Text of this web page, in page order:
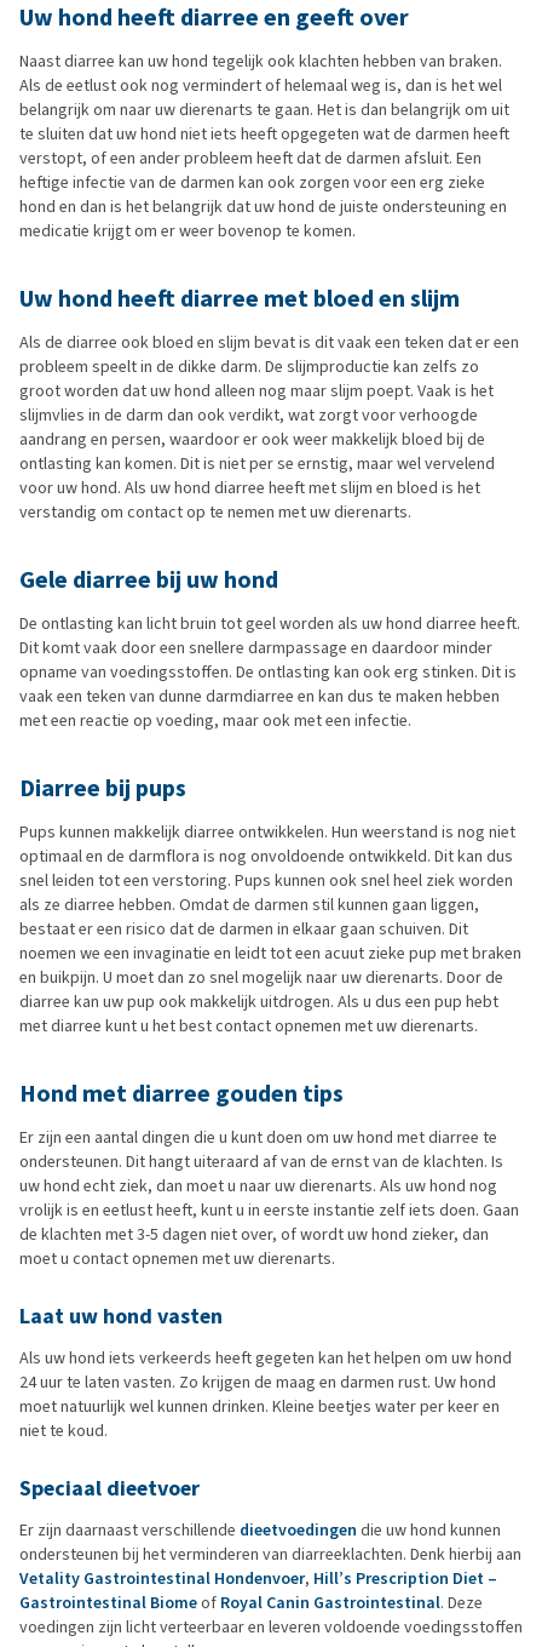
Uw hond heeft diarree en geeft over
Naast diarree kan uw hond tegelijk ook klachten hebben van braken.
Als de eetlust ook nog vermindert of helemaal weg is, dan is het wel
belangrijk om naar uw dierenarts te gaan. Het is dan belangrijk om uit
te sluiten dat uw hond niet iets heeft opgegeten wat de darmen heeft
verstopt, of een ander probleem heeft dat de darmen afsluit. Een
heftige infectie van de darmen kan ook zorgen voor een erg zieke
hond en dan is het belangrijk dat uw hond de juiste ondersteuning en
medicatie krijgt om er weer bovenop te komen.
Uw hond heeft diarree met bloed en slijm
Als de diarree ook bloed en slijm bevat is dit vaak een teken dat er een
probleem speelt in de dikke darm. De slijmproductie kan zelfs zo
groot worden dat uw hond alleen nog maar slijm poept. Vaak is het
slijmvlies in de darm dan ook verdikt, wat zorgt voor verhoogde
aandrang en persen, waardoor er ook weer makkelijk bloed bij de
ontlasting kan komen. Dit is niet per se ernstig, maar wel vervelend
voor uw hond. Als uw hond diarree heeft met slijm en bloed is het
verstandig om contact op te nemen met uw dierenarts.
Gele diarree bij uw hond
De ontlasting kan licht bruin tot geel worden als uw hond diarree heeft.
Dit komt vaak door een snellere darmpassage en daardoor minder
opname van voedingsstoffen. De ontlasting kan ook erg stinken. Dit is
vaak een teken van dunne darmdiarree en kan dus te maken hebben
met een reactie op voeding, maar ook met een infectie.
Diarree bij pups
Pups kunnen makkelijk diarree ontwikkelen. Hun weerstand is nog niet
optimaal en de darmflora is nog onvoldoende ontwikkeld. Dit kan dus
snel leiden tot een verstoring. Pups kunnen ook snel heel ziek worden
als ze diarree hebben. Omdat de darmen stil kunnen gaan liggen,
bestaat er een risico dat de darmen in elkaar gaan schuiven. Dit
noemen we een invaginatie en leidt tot een acuut zieke pup met braken
en buikpijn. U moet dan zo snel mogelijk naar uw dierenarts. Door de
diarree kan uw pup ook makkelijk uitdrogen. Als u dus een pup hebt
met diarree kunt u het best contact opnemen met uw dierenarts.
Hond met diarree gouden tips
Er zijn een aantal dingen die u kunt doen om uw hond met diarree te
ondersteunen. Dit hangt uiteraard af van de ernst van de klachten. Is
uw hond echt ziek, dan moet u naar uw dierenarts. Als uw hond nog
vrolijk is en eetlust heeft, kunt u in eerste instantie zelf iets doen. Gaan
de klachten met 3-5 dagen niet over, of wordt uw hond zieker, dan
moet u contact opnemen met uw dierenarts.
Laat uw hond vasten
Als uw hond iets verkeerds heeft gegeten kan het helpen om uw hond
24 uur te laten vasten. Zo krijgen de maag en darmen rust. Uw hond
moet natuurlijk wel kunnen drinken. Kleine beetjes water per keer en
niet te koud.
Speciaal dieetvoer
Er zijn daarnaast verschillende dieetvoedingen die uw hond kunnen
ondersteunen bij het verminderen van diarreeklachten. Denk hierbij aan
Vetality Gastrointestinal Hondenvoer, Hill’s Prescription Diet –
Gastrointestinal Biomeof Royal Canin Gastrointestinal. Deze
voedingen zijn licht verteerbaar en leveren voldoende voedingsstoffen